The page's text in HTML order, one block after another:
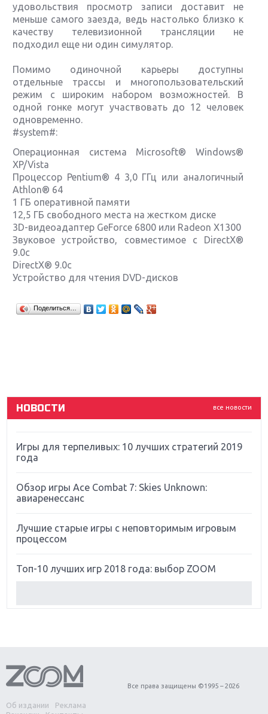
удовольствия просмотр записи доставит не
меньше самого заезда, ведь настолько близко к
качеству телевизионной трансляции не
подходил еще ни один симулятор.
Помимо одиночной карьеры доступны
отдельные трассы и многопользовательский
режим с широким набором возможностей. В
одной гонке могут участвовать до 12 человек
одновременно.
#system#:
Операционная система Microsoft® Windows®
XP/Vista
Процессор Pentium® 4 3,0 ГГц или аналогичный
Athlon® 64
1 ГБ оперативной памяти
12,5 ГБ свободного места на жестком диске
3D-видеоадаптер GeForce 6800 или Radeon Х1300
Звуковое устройство, совместимое с DirectX®
9.0с
DirectX® 9.0c
Устройство для чтения DVD-дисков
Поделиться…
все новости
НОВОСТИ
Крупнейшие релизы мая: Nintendo, Microsoft и
Sony
Far Cry 5: хвалить нельзя ругать
Игры для терпеливых: 10 лучших стратегий 2019
года
Обзор игры Ace Combat 7: Skies Unknown:
авиаренессанс
Лучшие старые игры с неповторимым игровым
процессом
Топ-10 лучших игр 2018 года: выбор ZOOM
Обзор игры Forza Horizon 4: вершина эволюции
Две важных новинки для консолей: Spider-Man и
Об издании
Реклама
Все права защищены ©1995 – 2026